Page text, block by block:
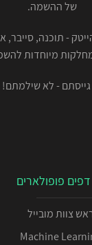
של ההשמה.
- לא שילמתם!
דפים פופולארים
צוות מובייל
Machine